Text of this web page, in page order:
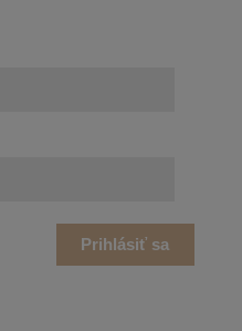
Prihlásiť sa